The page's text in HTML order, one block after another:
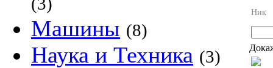
Машины (8)
Наука и Техника (3)
Ник